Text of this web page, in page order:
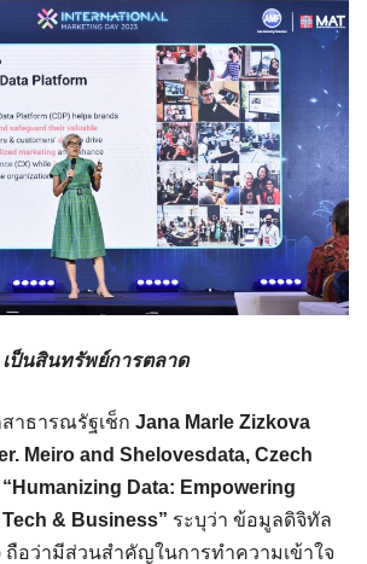
ป็นสินทรัพย์การตลาด
าธารณรัฐเช็ก Jana Marle Zizkova
Meiro and Shelovesdata, Czech
“Humanizing Data: Empowering
& Business” ระบุว่า ข้อมูลดิจิทัล
ถือว่ามีส่วนสำคัญในการทำความเข้าใจ